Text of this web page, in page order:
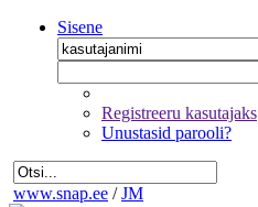
Sisene
Registreeru kasutajaks
Unustasid parooli?
www.snap.ee / JM